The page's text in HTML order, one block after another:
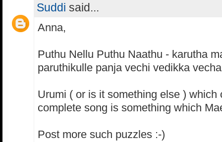
Suddi said...
Anna,
Puthu Nellu Puthu Naathu - karutha
paruthikulle panja vechi vedikka
Urumi ( or is it something else ) which
complete song is something which
Post more such puzzles :-)